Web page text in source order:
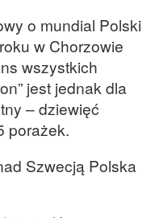
o mundial Polski
w Chorzowie
wszystkich
jest jednak dla
– dziewięć
porażek.
Szwecją Polska